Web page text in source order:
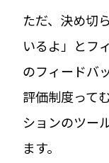
ただ、決め切
いるよ」とフ
のフィードバ
評価制度って
ションのツー
ます。